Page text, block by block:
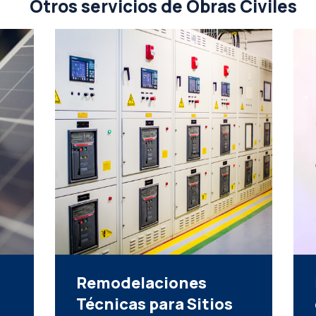
Otros servicios de Obras Civiles
Refuerzos
estructurales